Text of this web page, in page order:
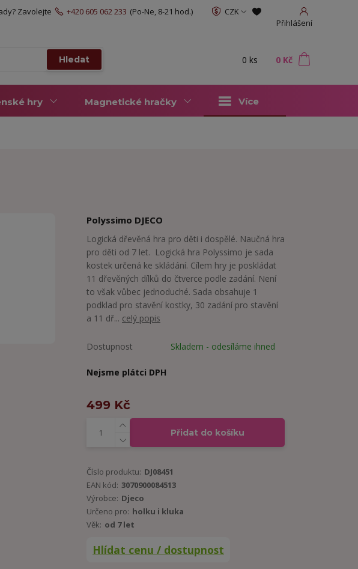
CZK
Přihlášení
Hledat
Zavolejte +420 605 062 233 (Po-Ne, 8-21 hod.)
0 ks 0 Kč
hry Magnetické hračky Více
Polyssimo DJECO
Logická dřevěná hra pro děti i dospělé. Naučná hra
pro děti od 7 let. Logická hra Polyssimo je sada
kostek určená ke skládání. Cílem hry je poskládat
11 dřevěných dílků do čtverce podle zadání. Není
to však vůbec jednoduché. Sada obsahuje 1
podklad pro stavění kostky, 30 zadání pro stavění
a 11 dř... celý popis
Dostupnost Skladem - odesíláme ihned
Nejsme plátci DPH
499 Kč
Přidat do košíku
Číslo produktu: DJ08451
EAN kód: 3070900084513
Výrobce: Djeco
Určeno pro: holku i kluka
Věk: od 7 let
Hlídat cenu / dostupnost